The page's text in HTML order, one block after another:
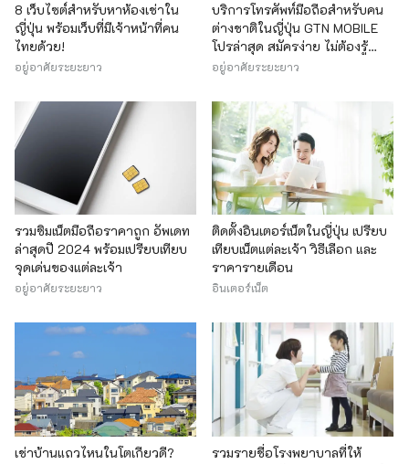
8 เว็บไซต์สำหรับหาห้องเช่าใน
ญี่ปุ่น พร้อมเว็บที่มีเจ้าหน้าที่คน
ไทยด้วย!
อยู่อาศัยระยะยาว
บริการโทรศัพท์มือถือสำหรับคน
ต่างชาติในญี่ปุ่น GTN MOBILE
โปรล่าสุด สมัครง่าย ไม่ต้องรู้
ภาษาญี่ปุ่นก็ได้
อยู่อาศัยระยะยาว
รวมซิมเน็ตมือถือราคาถูก อัพเดท
ล่าสุดปี 2024 พร้อมเปรียบเทียบ
จุดเด่นของแต่ละเจ้า
อยู่อาศัยระยะยาว
ติดตั้งอินเตอร์เน็ตในญี่ปุ่น เปรียบ
เทียบเน็ตแต่ละเจ้า วิธีเลือก และ
ราคารายเดือน
อินเตอร์เน็ต
เช่าบ้านแถวไหนในโตเกียวดี?
รวมรายชื่อโรงพยาบาลที่ให้